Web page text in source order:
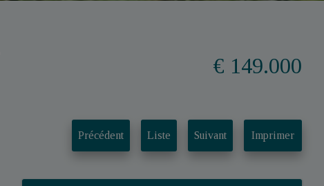
€ 149.000
Précédent Liste Suivant Imprimer